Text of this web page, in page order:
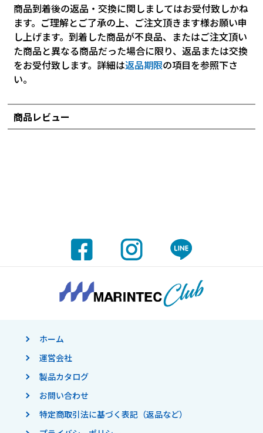
商品到着後の返品・交換に関しましてはお受付致しかね
ます。ご理解とご了承の上、ご注文頂きます様お願い申
し上げます。到着した商品が不良品、またはご注文頂い
た商品と異なる商品だった場合に限り、返品または交換
をお受付致します。詳細は返品期限の項目を参照下さ
い。
商品レビュー
ホーム
運営会社
製品カタログ
お問い合わせ
特定商取引法に基づく表記（返品など）